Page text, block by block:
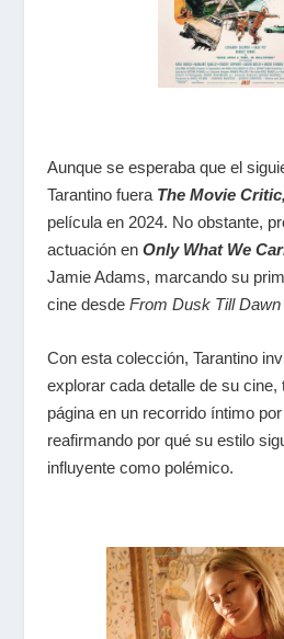
Aunque se esperaba que el
Tarantino fuera The Movie Critic,
película en 2024. No obstante,
actuación en Only What We
Jamie Adams, marcando su
cine desde From Dusk Till Dawn
Con esta colección, Tarantino
explorar cada detalle de su
página en un recorrido íntimo
reafirmando por qué su estilo
influyente como polémico.